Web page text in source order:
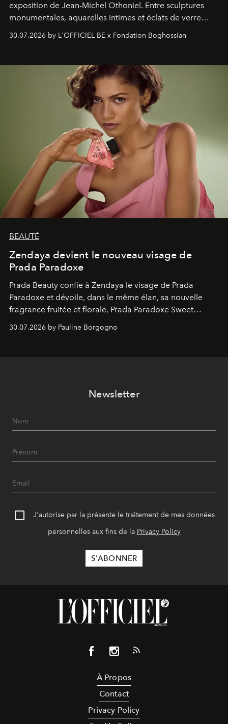
exposition de Jean-Michel Othoniel. Entre sculptures
monumentales, aquarelles intimes et éclats de verre
soufflé, l’artiste français compose un itinéraire
émotionnel où chaque œuvre devient le souvenir
émerveillement.
30.07.2026 by L'OFFICIEL BE x Fondation Boghossian
BEAUTÉ
Zendaya devient le nouveau visage de
Prada Paradoxe
Prada Beauty confie à Zendaya le visage de Prada
Paradoxe et dévoile, dans le même élan, sa nouvelle
fragrance fruitée et florale, Prada Paradoxe Sweet
Chemistry Eau de Parfum.
30.07.2026 by Pauline Borgogno
Newsletter
J'autorise par la présente le traitement de mes données
personnelles aux fins de la Privacy Policy
À Propos
Contact
Privacy Policy